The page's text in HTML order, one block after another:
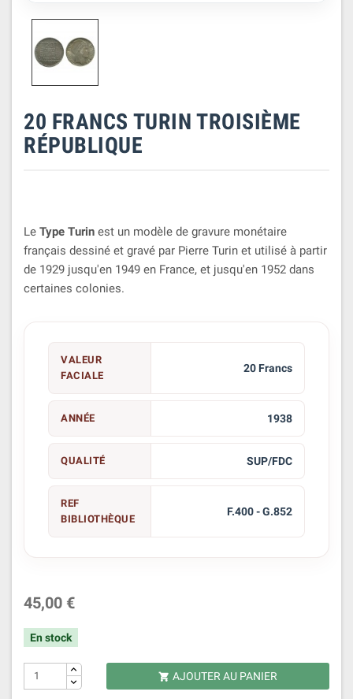
20 FRANCS TURIN TROISIÈME
RÉPUBLIQUE
Le Type Turin est un modèle de gravure monétaire
français dessiné et gravé par Pierre Turin et utilisé à partir
de 1929 jusqu'en 1949 en France, et jusqu'en 1952 dans
certaines colonies.
VALEUR
FACIALE
20 Francs
ANNÉE 1938
QUALITÉ SUP/FDC
REF
BIBLIOTHÈQUE
F.400 - G.852
45,00 €
En stock
 AJOUTER AU PANIER